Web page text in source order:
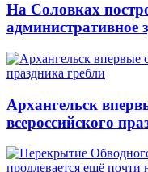
На Соловках
административное
Архангельск
всероссийского